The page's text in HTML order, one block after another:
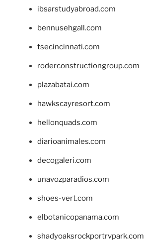
ibsarstudyabroad.com
bennusehgall.com
tsecincinnati.com
roderconstructiongroup.com
plazabatai.com
hawkscayresort.com
hellonquads.com
diarioanimales.com
decogaleri.com
unavozparadios.com
shoes-vert.com
elbotanicopanama.com
shadyoaksrockportrvpark.com